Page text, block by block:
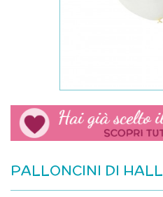
PALLONCINI DI